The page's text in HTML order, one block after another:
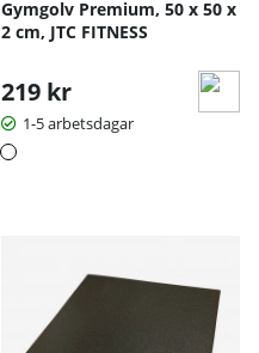
Gymgolv Premium, 50 x 50 x
2 cm, JTC FITNESS
219 kr
1-5 arbetsdagar